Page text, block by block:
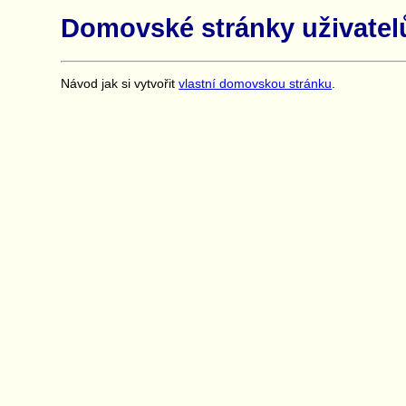
Domovské stránky
Návod jak si vytvořitvlastní domovskou stránku